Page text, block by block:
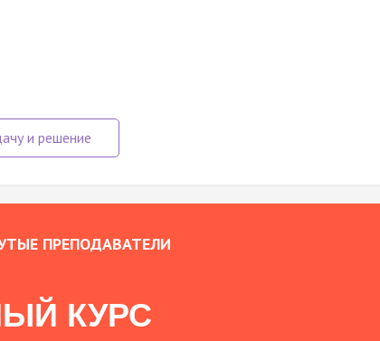
ПРЕПОДАВАТЕЛИ
КУРС